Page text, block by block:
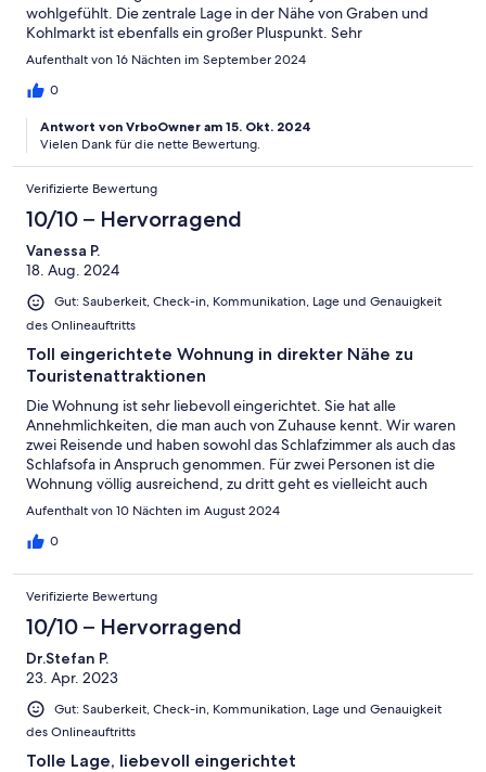
wohlgefühlt. Die zentrale Lage in der Nähe von Graben und
Kohlmarkt ist ebenfalls ein großer Pluspunkt. Sehr
empfehlenswert!
Aufenthalt von 16 Nächten im September 2024
0
Antwort von VrboOwner am 15. Okt. 2024
Vielen Dank für die nette Bewertung.
Verifizierte Bewertung
10/10 – Hervorragend
Vanessa P.
18. Aug. 2024
Gut: Sauberkeit, Check-in, Kommunikation, Lage und Genauigkeit
des Onlineauftritts
Toll eingerichtete Wohnung in direkter Nähe zu
Touristenattraktionen
Die Wohnung ist sehr liebevoll eingerichtet. Sie hat alle
Annehmlichkeiten, die man auch von Zuhause kennt. Wir waren
zwei Reisende und haben sowohl das Schlafzimmer als auch das
Schlafsofa in Anspruch genommen. Für zwei Personen ist die
Wohnung völlig ausreichend, zu dritt geht es vielleicht auch
noch, aber zu viert wäre es wahrscheinlich etwas wenig Platz.
Die Kommunikation lief völlig unkompliziert ab und der
Empfang beim Check-in war trotz beträchtlicher Verspätung
Fußgängerzone und man kann z. B. die Hofburg in wenigen
Minuten erreichen. Zu den U-Bahn-Linien ist es ebenfalls nur
ein kurzer Fußweg. Von dort aus kann man dann problemlos
auch zu weiter außerhalb gelegenen Tourismuszielen gelangen.
Die Wohnung bietet sich dank ihrer üppigen Ausstattung auf
jeden Fall auch für einen längeren Aufenthalt an. Wir waren sehr
zufrieden und können sie nur weiterempfehlen!
Aufenthalt von 10 Nächten im August 2024
0
Verifizierte Bewertung
10/10 – Hervorragend
Dr.Stefan P.
23. Apr. 2023
Gut: Sauberkeit, Check-in, Kommunikation, Lage und Genauigkeit
des Onlineauftritts
Tolle Lage, liebevoll eingerichtet